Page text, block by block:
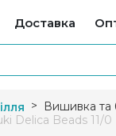
Доставка
Вишивка та
Delica Beads 11/